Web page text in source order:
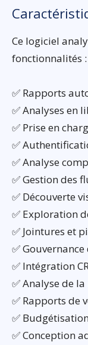
Ce logiciel
fonctionnalités :
✅ Rapports
✅ Analyses en
✅ Prise en
✅
✅ Analyse
✅ Gestion des
✅ Découverte
✅ Exploration
✅ Jointures et
✅
✅ Intégration
✅ Analyse de
✅ Rapports de
✅
✅ Conception